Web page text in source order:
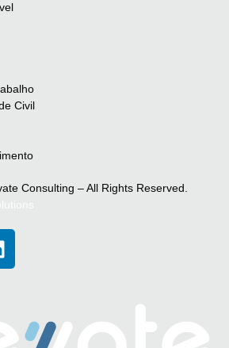
Civil
Consulting – All Rights Reserved.